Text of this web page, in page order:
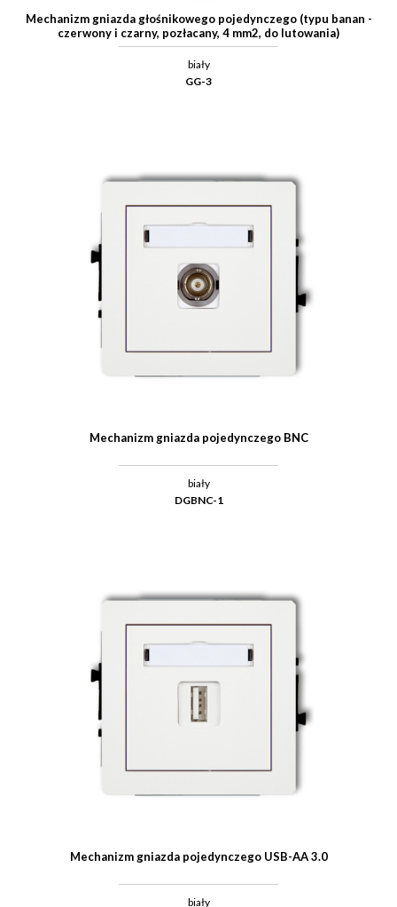
Mechanizm gniazda głośnikowego pojedynczego (typu banan -
czerwony i czarny, pozłacany, 4 mm2, do lutowania)
biały
GG-3
Mechanizm gniazda pojedynczego BNC
biały
DGBNC-1
Mechanizm gniazda pojedynczego USB-AA 3.0
biały